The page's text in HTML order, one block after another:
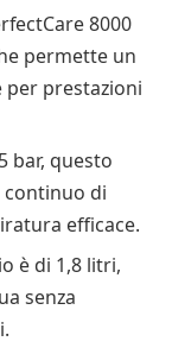
8000
permette un
prestazioni
bar, questo
di
efficace.
è di 1,8 litri,
senza